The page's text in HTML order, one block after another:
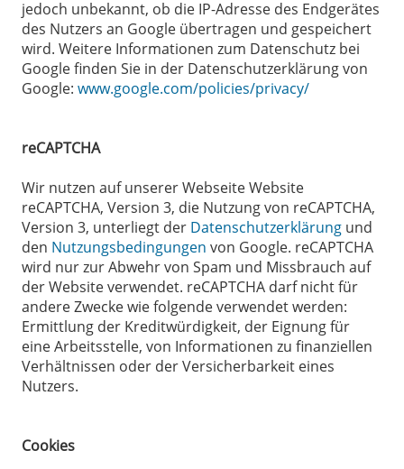
jedoch unbekannt, ob die IP-Adresse des Endgerätes
des Nutzers an Google übertragen und gespeichert
wird. Weitere Informationen zum Datenschutz bei
Google finden Sie in der Datenschutzerklärung von
Google:www.google.com/policies/privacy/
reCAPTCHA
Wir nutzen auf unserer Webseite Website
reCAPTCHA, Version 3, die Nutzung von reCAPTCHA,
Version 3, unterliegt der Datenschutzerklärung und
den Nutzungsbedingungen von Google. reCAPTCHA
wird nur zur Abwehr von Spam und Missbrauch auf
der Website verwendet. reCAPTCHA darf nicht für
andere Zwecke wie folgende verwendet werden:
Ermittlung der Kreditwürdigkeit, der Eignung für
eine Arbeitsstelle, von Informationen zu finanziellen
Verhältnissen oder der Versicherbarkeit eines
Nutzers.
Cookies